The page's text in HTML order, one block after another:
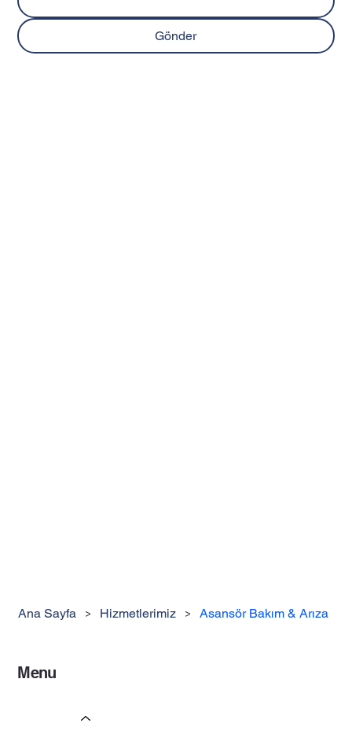
Ana Sayfa > Hizmetlerimiz > Asansör Bakım & Arıza
Gönder
Menu